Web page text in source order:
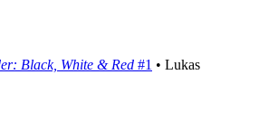
Black, White & Red #1 • Lukas